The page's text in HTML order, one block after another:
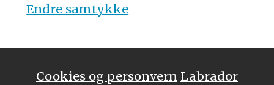
Endre samtykke
Cookies og personvern Labrador